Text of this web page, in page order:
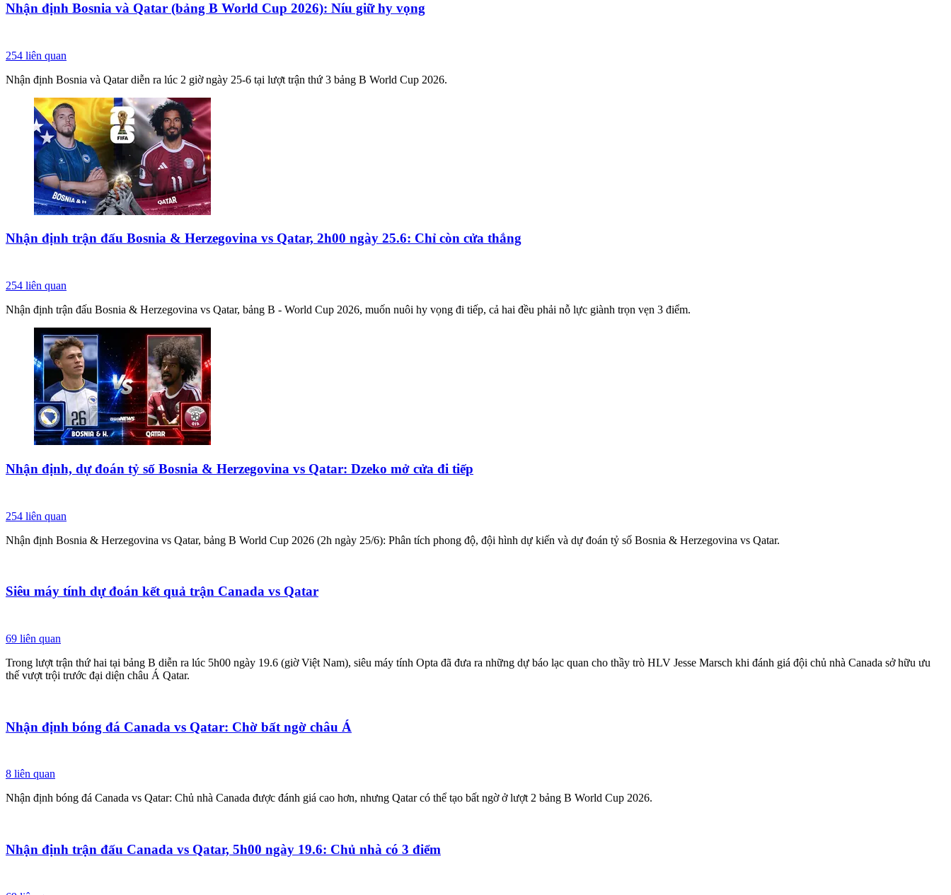
Nhận định Bosnia và Qatar (bảng B World Cup 2026): Níu giữ hy vọng
254 liên quan
Nhận định Bosnia và Qatar diễn ra lúc 2 giờ ngày 25-6 tại lượt trận thứ 3 bảng B World Cup 2026.
Nhận định trận đấu Bosnia & Herzegovina vs Qatar, 2h00 ngày 25.6: Chỉ còn cửa thắng
254 liên quan
Nhận định trận đấu Bosnia & Herzegovina vs Qatar, bảng B - World Cup 2026, muốn nuôi hy vọng đi tiếp, cả hai đều phải nỗ lực giành trọn vẹn 3 điểm.
Nhận định, dự đoán tỷ số Bosnia & Herzegovina vs Qatar: Dzeko mở cửa đi tiếp
254 liên quan
Nhận định Bosnia & Herzegovina vs Qatar, bảng B World Cup 2026 (2h ngày 25/6): Phân tích phong độ, đội hình dự kiến và dự đoán tỷ số Bosnia & Herzegovina vs Qatar.
Siêu máy tính dự đoán kết quả trận Canada vs Qatar
69 liên quan
Trong lượt trận thứ hai tại bảng B diễn ra lúc 5h00 ngày 19.6 (giờ Việt Nam), siêu máy tính Opta đã đưa ra những dự báo lạc quan cho thầy trò HLV Jesse Marsch khi đánh giá đội chủ nhà Canada sở hữu ưu
thế vượt trội trước đại diện châu Á Qatar.
Nhận định bóng đá Canada vs Qatar: Chờ bất ngờ châu Á
8 liên quan
Nhận định bóng đá Canada vs Qatar: Chủ nhà Canada được đánh giá cao hơn, nhưng Qatar có thể tạo bất ngờ ở lượt 2 bảng B World Cup 2026.
Nhận định trận đấu Canada vs Qatar, 5h00 ngày 19.6: Chủ nhà có 3 điểm